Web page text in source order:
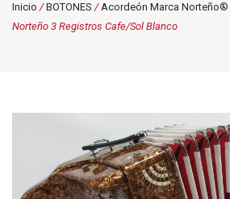
Inicio /BOTONES /Acordeón Marca Norteño®
Norteño 3 Registros Cafe/Sol Blanco